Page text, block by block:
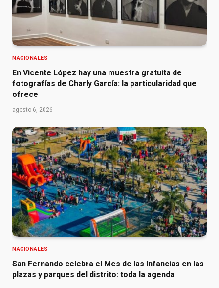
NACIONALES
En Vicente López hay una muestra gratuita de
fotografías de Charly García: la particularidad que
ofrece
agosto 6, 2026
NACIONALES
San Fernando celebra el Mes de las Infancias en las
plazas y parques del distrito: toda la agenda